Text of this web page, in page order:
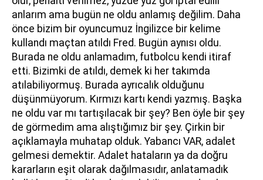
anlarım ama bugün ne oldu anlamış değilim. Daha
önce bizim bir oyuncumuz İngilizce bir kelime
kullandı maçtan atıldı Fred. Bugün aynısı oldu.
Burada ne oldu anlamadım, futbolcu kendi itiraf
etti. Bizimki de atıldı, demek ki her takımda
atılabiliyormuş. Burada ayrıcalık olduğunu
düşünmüyorum. Kırmızı kartı kendi yazmış. Başka
ne oldu var mı tartışılacak bir şey? Ben öyle bir şey
de görmedim ama alıştığımız bir şey. Çirkin bir
açıklamayla muhatap olduk. Yabancı VAR, adalet
gelmesi demektir. Adalet hataların ya da doğru
kararların eşit olarak dağılmasıdır, anlatamadık